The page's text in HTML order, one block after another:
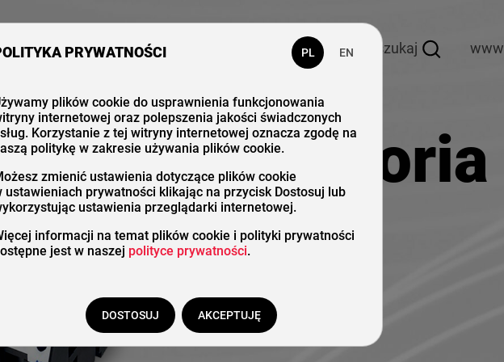
nas Katalog Kontakt szukaj www
Akcesoria
PRYWATNOŚCI PL EN
plików cookie do usprawnienia funkcjonowania
internetowej oraz polepszenia jakości świadczonych
Korzystanie z tej witryny internetowej oznacza zgodę na
politykę w zakresie używania plików cookie.
zmienić ustawienia dotyczące plików cookie
ustawieniach prywatności klikając na przycisk Dostosuj lub
ustawienia przeglądarki internetowej.
informacji na temat plików cookie i polityki prywatności
jest w naszej polityce prywatności.
DOSTOSUJ AKCEPTUJĘ